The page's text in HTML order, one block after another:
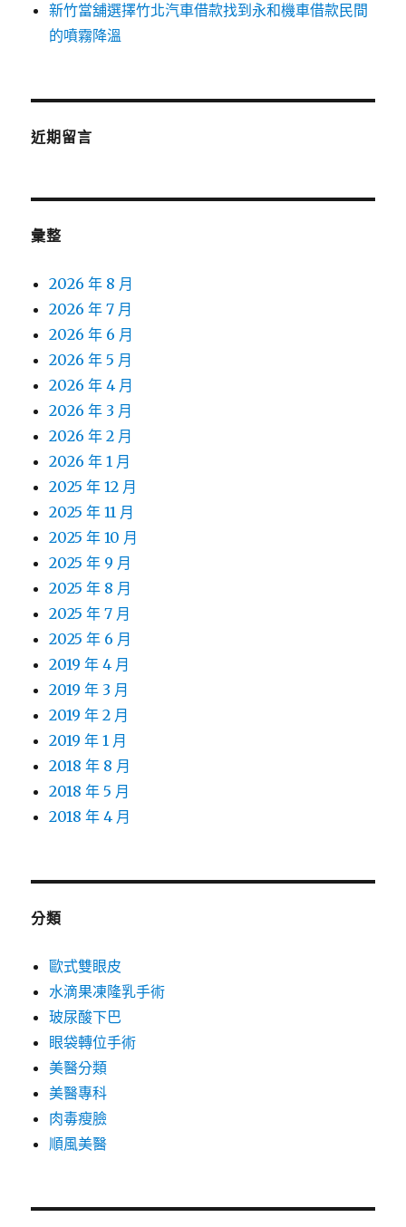
新竹當舖選擇竹北汽車借款找到永和機車借款民間
的噴霧降溫
近期留言
彙整
2026 年 8 月
2026 年 7 月
2026 年 6 月
2026 年 5 月
2026 年 4 月
2026 年 3 月
2026 年 2 月
2026 年 1 月
2025 年 12 月
2025 年 11 月
2025 年 10 月
2025 年 9 月
2025 年 8 月
2025 年 7 月
2025 年 6 月
2019 年 4 月
2019 年 3 月
2019 年 2 月
2019 年 1 月
2018 年 8 月
2018 年 5 月
2018 年 4 月
分類
歐式雙眼皮
水滴果凍隆乳手術
玻尿酸下巴
眼袋轉位手術
美醫分類
美醫專科
肉毒瘦臉
順風美醫